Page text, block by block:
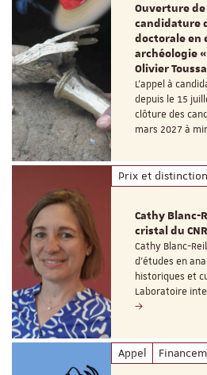
Ouverture
candidature
doctorale en
archéologie
Olivier
L’appel à
depuis le 15
clôture des
mars 2027 à
Prix et distinction
Cathy Blanc-
cristal du
Cathy Blanc-
d’études en
historiques et
Laboratoire
Appel